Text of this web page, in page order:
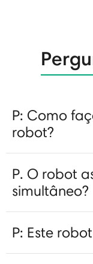
P: Como
robot?
P. O robot
simultâneo?
P: Este